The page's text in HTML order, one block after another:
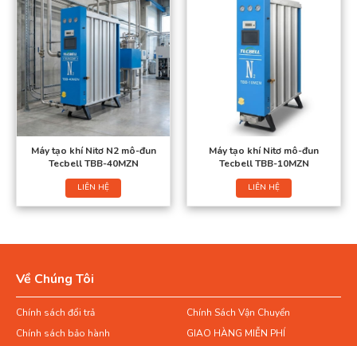
Máy tạo khí Nitơ N2 mô-đun
Tecbell TBB-40MZN
LIÊN HỆ
Máy tạo khí Nitơ mô-đun
Tecbell TBB-10MZN
LIÊN HỆ
Về Chúng Tôi
Chính sách đổi trả
Chính Sách Vận Chuyển
Chính sách bảo hành
GIAO HÀNG MIỄN PHÍ